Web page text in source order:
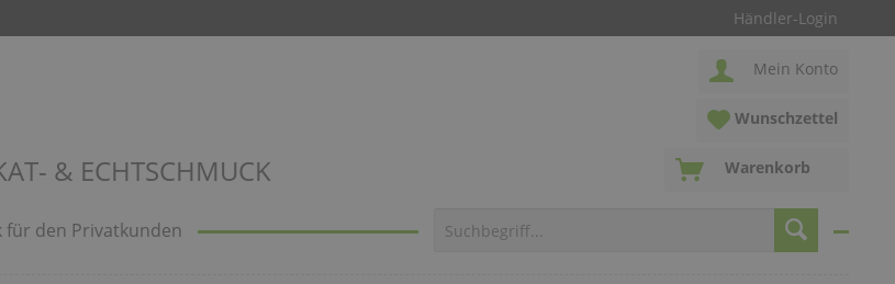
Händler-Login
& ECHTSCHMUCK
Mein Konto
Wunschzettel
Warenkorb
für den Privatkunden